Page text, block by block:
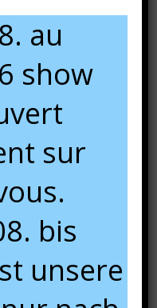
au
show
sur
bis
unsere